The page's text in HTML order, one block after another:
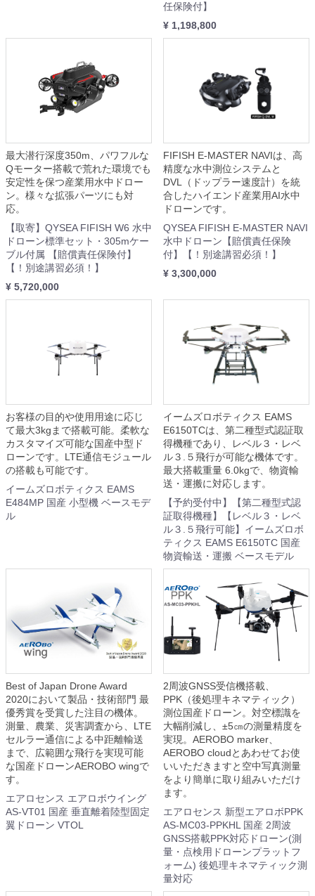
任保険付】
¥ 1,198,800
最大潜行深度350m、パワフルな
Qモーター搭載で荒れた環境でも
安定性を保つ産業用水中ドロー
ン。様々な拡張パーツにも対
応。
【取寄】QYSEA FIFISH W6 水中
ドローン標準セット・305mケー
ブル付属 【賠償責任保険付】
【！別途講習必須！】
¥ 5,720,000
FIFISH E-MASTER NAVIは、高
精度な水中測位システムと
DVL（ドップラー速度計）を統
合したハイエンド産業用AI水中
ドローンです。
QYSEA FIFISH E-MASTER NAVI
水中ドローン【賠償責任保険
付】【！別途講習必須！】
¥ 3,300,000
お客様の目的や使用用途に応じ
て最大3kgまで搭載可能。柔軟な
カスタマイズ可能な国産中型ド
ローンです。LTE通信モジュール
の搭載も可能です。
イームズロボティクス EAMS
E484MP 国産 小型機 ベースモデ
ル
イームズロボティクス EAMS
E6150TCは、第二種型式認証取
得機種であり、レベル３・レベ
ル３.５飛行が可能な機体です。
最大搭載重量 6.0kgで、物資輸
送・運搬に対応します。
【予約受付中】【第二種型式認
証取得機種】【レベル３・レベ
ル３.５飛行可能】イームズロボ
ティクス EAMS E6150TC 国産
物資輸送・運搬 ベースモデル
Best of Japan Drone Award
2020において製品・技術部⾨ 最
優秀賞を受賞した注⽬の機体。
測量、農業、災害調査から、LTE
セルラー通信による中距離輸送
まで、広範囲な⾶⾏を実現可能
な国産ドローンAEROBO wingで
す。
エアロセンス エアロボウイング
AS-VT01 国産 垂直離着陸型固定
翼ドローン VTOL
2周波GNSS受信機搭載、
PPK（後処理キネマティック）
測位国産ドローン。対空標識を
大幅削減し、±5㎝の測量精度を
実現。AEROBO marker、
AEROBO cloudとあわせてお使
いいただきますと空中写真測量
をより簡単に取り組みいただけ
ます。
エアロセンス 新型エアロボPPK
AS-MC03-PPKHL 国産 2周波
GNSS搭載PPK対応ドローン(測
量・点検用ドローンプラットフ
ォーム) 後処理キネマティック測
量対応